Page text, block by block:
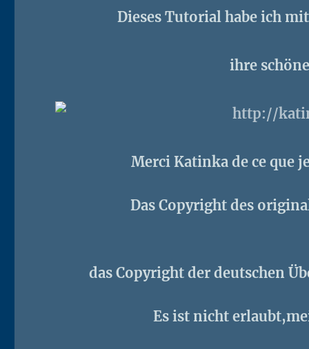
Dieses Tutorial habe ich
ihre
Merci Katinka de ce que
Das Copyright des
das Copyright der deutschen
Es ist nicht